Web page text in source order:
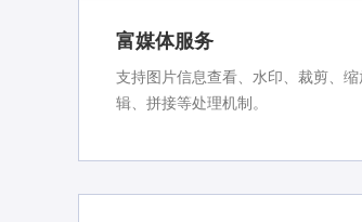
富媒体服务
支持图片信息查看、水印、裁剪、
辑、拼接等处理机制。